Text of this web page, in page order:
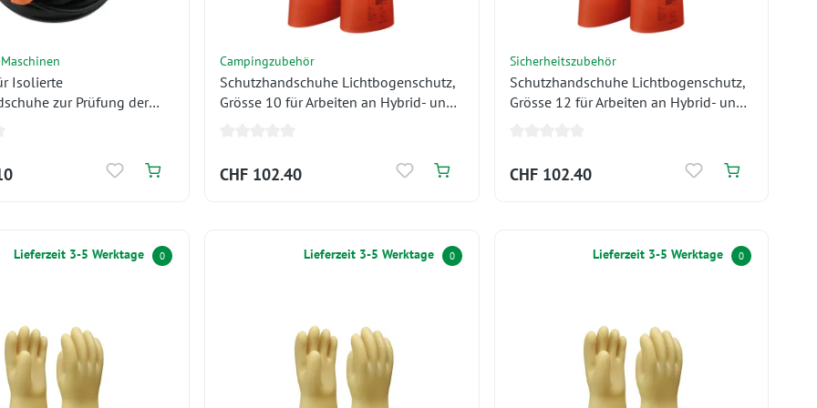
Isolierte
zur Prüfung der
Campingzubehör
Schutzhandschuhe Lichtbogenschutz,
Grösse 10 für Arbeiten an Hybrid- und
CHF 102.40
Sicherheitszubehör
Schutzhandschuhe Lichtbogenschutz,
Grösse 12 für Arbeiten an Hybrid- und
CHF 102.40
Lieferzeit 3-5 Werktage 0 Lieferzeit 3-5 Werktage 0 Lieferzeit 3-5 Werktage 0